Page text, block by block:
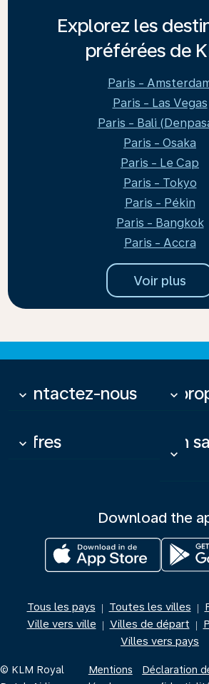
Explorez les
préférées de
Paris -
Paris - Las Vegas
Paris - Bali
Paris - Osaka
Paris - Le Cap
Paris - Tokyo
Paris - Pékin
Paris - Bangkok
Paris - Accra
Voir plus
Contactez-nous
keyboard_arrow_down À
keyboard_arrow_down
Offres
keyboard_arrow_down
En
keyboard_arrow_down
Download the
Tous les pays | Toutes les villes |
Ville vers ville | Villes de départ |
Villes vers pays
© KLM Royal
Mentions
Déclaration